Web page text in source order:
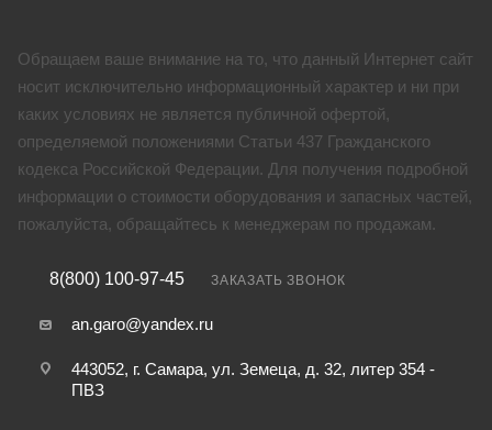
Обращаем ваше внимание на то, что данный Интернет сайт
носит исключительно информационный характер и ни при
каких условиях не является публичной офертой,
определяемой положениями Статьи 437 Гражданского
кодекса Российской Федерации. Для получения подробной
информации о стоимости оборудования и запасных частей,
пожалуйста, обращайтесь к менеджерам по продажам.
8(800) 100-97-45 ЗАКАЗАТЬ ЗВОНОК
an.garo@yandex.ru
443052, г. Самара, ул. Земеца, д. 32, литер 354 -
ПВЗ